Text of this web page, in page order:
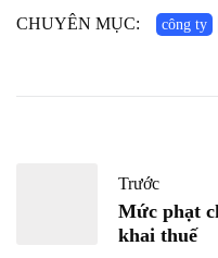
CHUYÊN MỤC: công ty
Trước
Mức phạt
khai thuế